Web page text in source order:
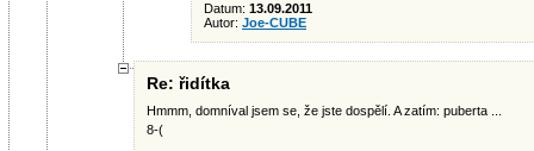
Datum: 13.09.2011
Autor: Joe-CUBE
Re: řidítka
Hmmm, domníval jsem se, že jste dospělí. A zatím: puberta ...
8-(